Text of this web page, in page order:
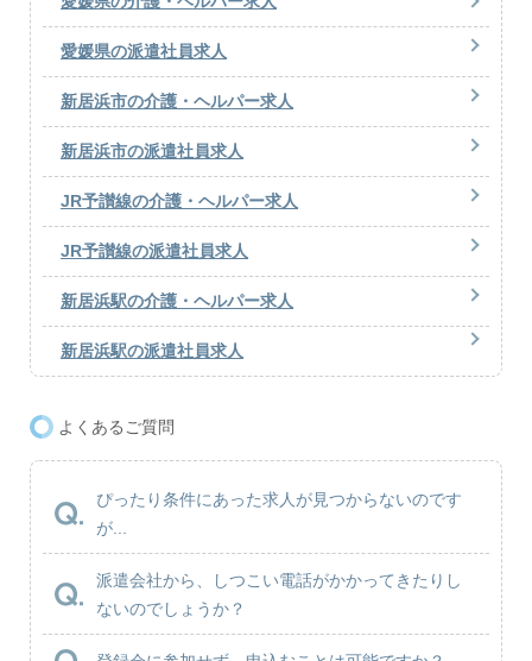
愛媛県の派遣社員求人
新居浜市の介護・ヘルパー求人
新居浜市の派遣社員求人
JR予讃線の介護・ヘルパー求人
JR予讃線の派遣社員求人
新居浜駅の介護・ヘルパー求人
新居浜駅の派遣社員求人
よくあるご質問
ぴったり条件にあった求人が見つからないのです
が...
派遣会社から、しつこい電話がかかってきたりし
ないのでしょうか？